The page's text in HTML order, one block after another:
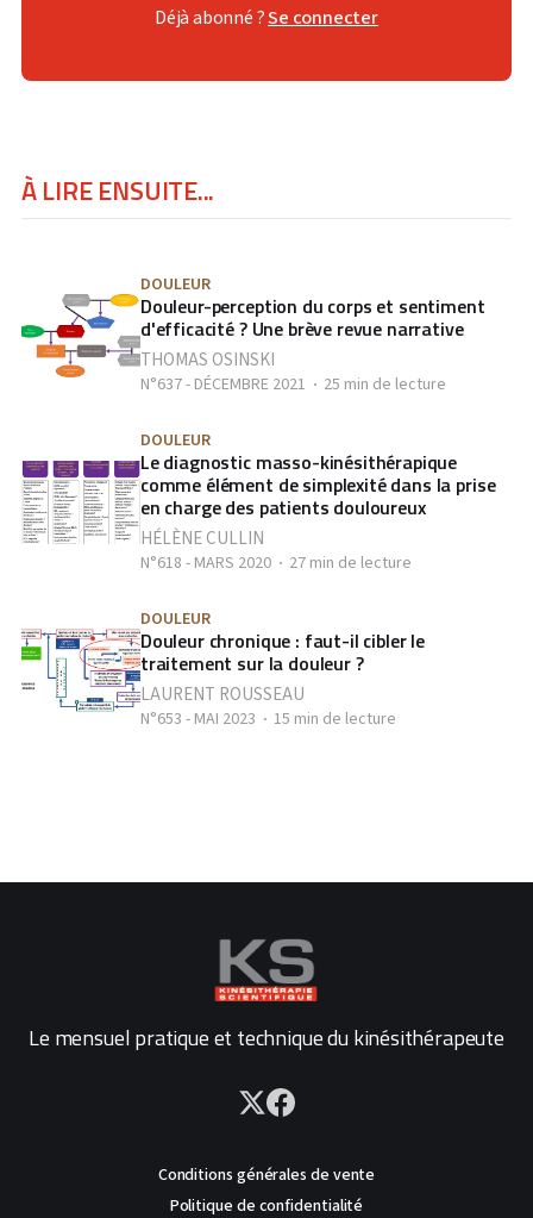
Déjà abonné ?Se connecter
À LIRE ENSUITE...
DOULEUR
Douleur-perception du corps et sentiment
d'efficacité ? Une brève revue narrative
THOMAS OSINSKI
N°637 - DÉCEMBRE 2021 25 min de lecture
DOULEUR
Le diagnostic masso-kinésithérapique
comme élément de simplexité dans la prise
en charge des patients douloureux
HÉLÈNE CULLIN
N°618 - MARS 2020 27 min de lecture
DOULEUR
Douleur chronique : faut-il cibler le
traitement sur la douleur ?
LAURENT ROUSSEAU
N°653 - MAI 2023 15 min de lecture
Le mensuel pratique et technique du kinésithérapeute
Conditions générales de vente
Politique de confidentialité